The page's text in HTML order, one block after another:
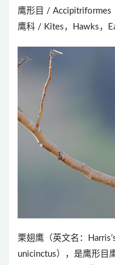
鹰形目 / Accipitriformes
鹰科 / Kites，Hawks，
栗翅鹰（英文名：
unicinctus），是鹰形目